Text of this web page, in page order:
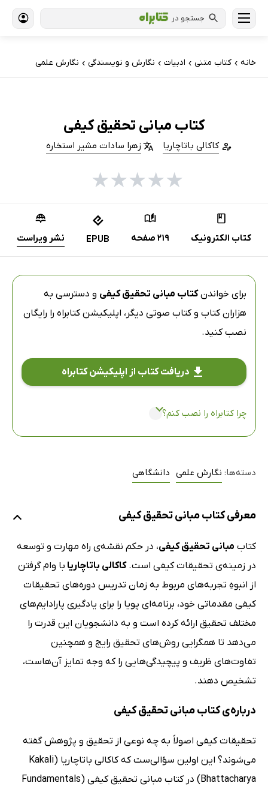
جستجو در
خانه › کتاب‌ متنی › ادبیات › نگارش و نویسندگی › نگارش علمی
کتاب مبانی تحقیق کیفی
کاکالی باتاچاریا زهرا سادات مشیر استخاره
★
★
★
★
★
کتاب الکترونیک 219 صفحه EPUB نشر ویراست
برای خواندنکتاب مبانی تحقیق کیفی و دسترسی به
هزاران کتاب و کتاب صوتی دیگر، اپلیکیشن کتابراه را رایگان
نصب کنید.
دریافت کتاب از اپلیکیشن کتابراه
چرا کتابراه را نصب کنم؟
دسته‌ها: نگارش علمی دانشگاهی
معرفی کتاب مبانی تحقیق کیفی
کتاب مبانی تحقیق کیفی، در حکم نقشه‌ی راه مهارت و توسعه
در زمینه‌ی تحقیقات کیفی است.کاکالی باتاچاریا با وام گرفتن
از انبوهِ تجربه‌های مربوط به زمان تدریس دوره‌های تحقیقات
کیفی مقدماتی خود، برنامه‌ای پویا را برای یادگیری پارادایم‌های
مختلف تحقیق ارائه کرده است و به دانشجویان این قدرت را
می‌دهد تا همگرایی روش‌های تحقیق رایج و همچنین
تفاوت‌های ظریف و پیچیدگی‌هایی را که وجه تمایز آن‌هاست،
تشخیص دهند.
درباره‌ی کتاب مبانی تحقیق کیفی
تحقیقات کیفی اصولاً به چه نوعی از تحقیق و پژوهش گفته
می‌شوند؟ این اولین سؤالی‌ست که کاکالی باتاچاریا (Kakali
Bhattacharya) در کتاب مبانی تحقیق کیفی (Fundamentals